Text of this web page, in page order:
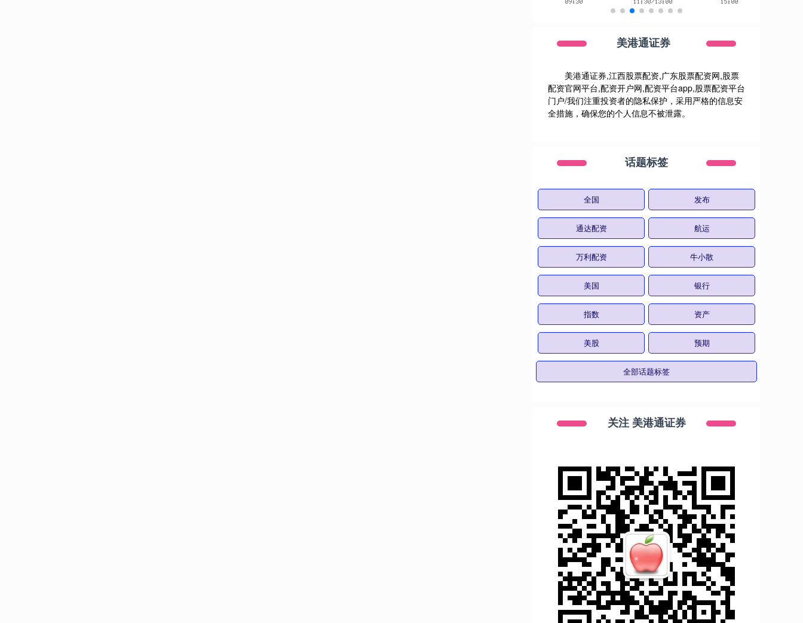
美港通证券
美港通证券,江西股票配资,广东股票配资网,股票
配资官网平台,配资开户网,配资平台app,股票配资平台
门户/我们注重投资者的隐私保护，采用严格的信息安
全措施，确保您的个人信息不被泄露。
话题标签
全国 发布
通达配资 航运
万利配资 牛小散
美国 银行
指数 资产
美股 预期
全部话题标签
关注 美港通证券